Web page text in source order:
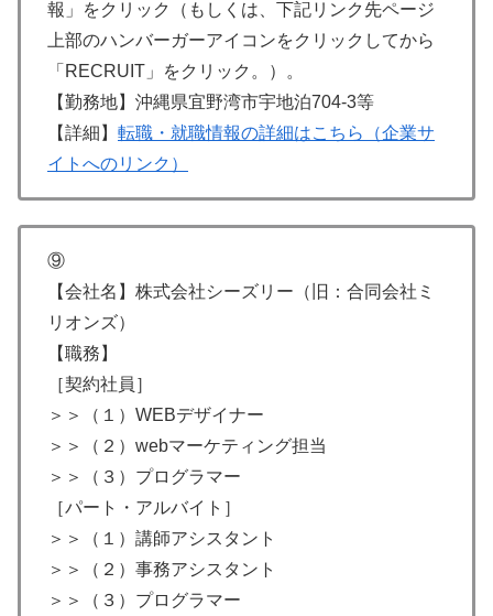
報」をクリック（もしくは、下記リンク先ページ
上部のハンバーガーアイコンをクリックしてから
「RECRUIT」をクリック。）。
【勤務地】沖縄県宜野湾市宇地泊704-3等
【詳細】 転職・就職情報の詳細はこちら（企業サ
イトへのリンク）
⑨
【会社名】株式会社シーズリー（旧：合同会社ミ
リオンズ）
【職務】
［契約社員］
＞＞（１）WEBデザイナー
＞＞（２）webマーケティング担当
＞＞（３）プログラマー
［パート・アルバイト］
＞＞（１）講師アシスタント
＞＞（２）事務アシスタント
＞＞（３）プログラマー